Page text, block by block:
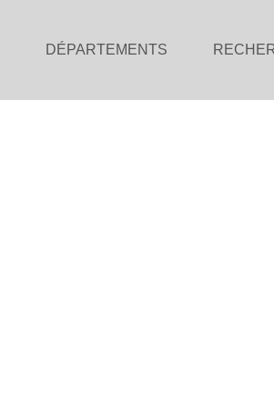
DÉPARTEMENTS